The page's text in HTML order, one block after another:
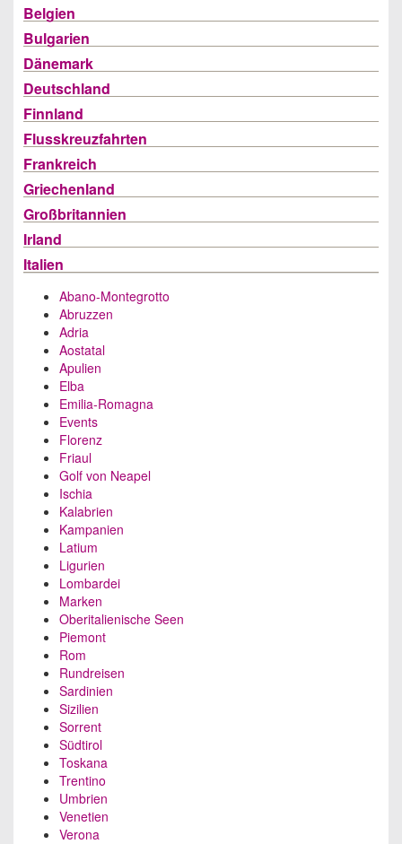
Belgien
Bulgarien
Dänemark
Deutschland
Finnland
Flusskreuzfahrten
Frankreich
Griechenland
Großbritannien
Irland
Italien
Abano-Montegrotto
Abruzzen
Adria
Aostatal
Apulien
Elba
Emilia-Romagna
Events
Florenz
Friaul
Golf von Neapel
Ischia
Kalabrien
Kampanien
Latium
Ligurien
Lombardei
Marken
Oberitalienische Seen
Piemont
Rom
Rundreisen
Sardinien
Sizilien
Sorrent
Südtirol
Toskana
Trentino
Umbrien
Venetien
Verona